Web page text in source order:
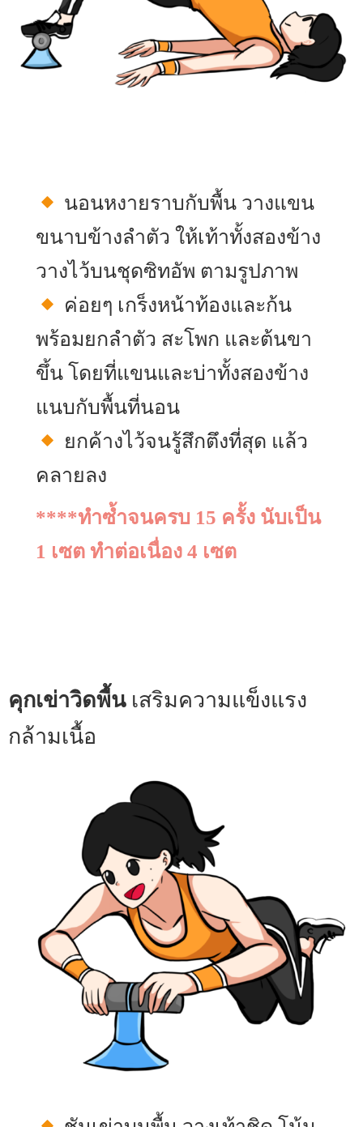
นอนหงายราบกับพื้น วางแขน
ขนาบข้างลำตัว ให้เท้าทั้งสองข้าง
วางไว้บนชุดซิทอัพ ตามรูปภาพ
ค่อยๆ เกร็งหน้าท้องและก้น
พร้อมยกลำตัว สะโพก และต้นขา
ขึ้น โดยที่แขนและบ่าทั้งสองข้าง
แนบกับพื้นที่นอน
ยกค้างไว้จนรู้สึกตึงที่สุด แล้ว
คลายลง
****ทำซ้ำจนครบ 15 ครั้ง นับเป็น
1 เซต ทำต่อเนื่อง 4 เซต
คุกเข่าวิดพื้นเสริมความแข็งแรง
กล้ามเนื้อ